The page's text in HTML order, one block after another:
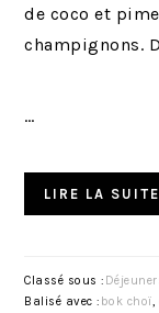
de coco et
champignons.
…
LIRE LA SUITE
Classé sous :
Balisé avec : bok choï